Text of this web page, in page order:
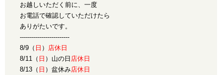
お越しいただく前に、一度
お電話で確認していただけたら
ありがたいです。
-------------------------
8/9（ 日 ）
店休日
8/11（ 日 ）山の日 店休日
8/13（ 日 ）盆休み店休日